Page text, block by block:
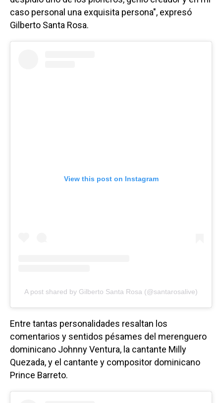
caso personal una exquisita persona", expresó
Gilberto Santa Rosa.
View this post on Instagram
A post shared by Gilberto Santa Rosa (@santarosalive)
Entre tantas personalidades resaltan los
comentarios y sentidos pésames del merenguero
dominicano Johnny Ventura, la cantante Milly
Quezada, y el cantante y compositor dominicano
Prince Barreto.